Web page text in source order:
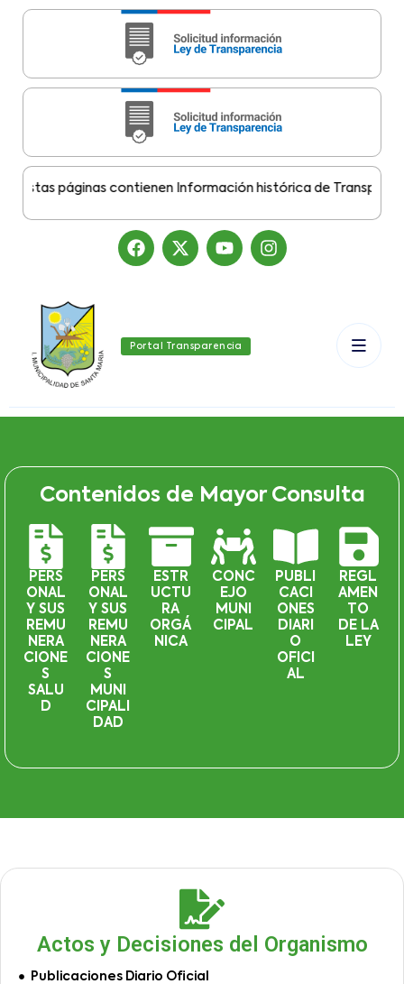
páginas contienen Información histórica de Transparencia
Portal Transparencia
Contenidos de Mayor Consulta
PERS
ONAL
Y SUS
REMU
NERA
CIONE
S
SALU
D
PERS
ONAL
Y SUS
REMU
NERA
CIONE
S
MUNI
CIPALI
DAD
ESTR
UCTU
RA
ORGÁ
NICA
CONC
EJO
MUNI
CIPAL
PUBLI
CACI
ONES
DIARI
O
OFICI
AL
REGL
AMEN
TO
DE LA
LEY
Actos y Decisiones del Organismo
Publicaciones Diario Oficial